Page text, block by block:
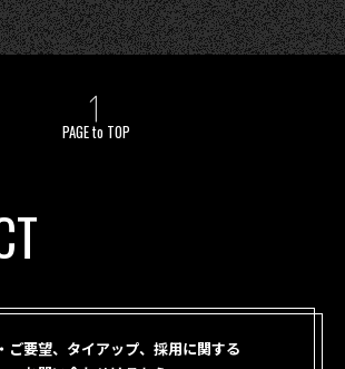
PAGE to TOP
ご要望、タイアップ、採用に関する